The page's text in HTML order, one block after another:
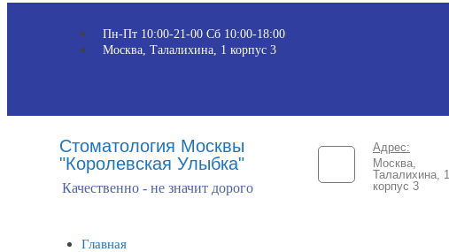
Пн-Пт 10:00-21-00 Сб 10:00-18:00​
Москва, Талалихина, 1 корпус 3
Стоматология Москвы
"Королевская Улыбка"
Качественно - не значит дорого
Адрес:
Москва,
Талалихина, 1
корпус 3
Главная